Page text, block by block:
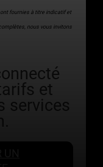
fournies à titre indicatif et
nous vous invitons
et
services